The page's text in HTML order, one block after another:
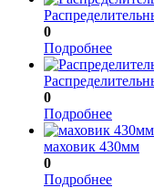
0
Подробнее
0
Подробнее
маховик 430мм
0
Подробнее